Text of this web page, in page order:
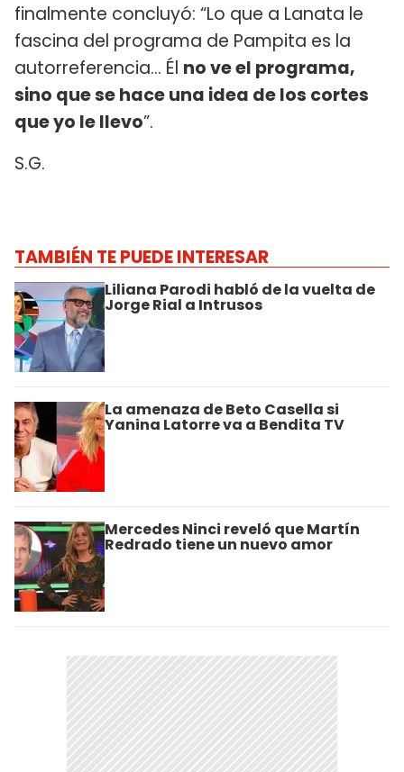
finalmente concluyó: “Lo que a Lanata le
fascina del programa de Pampita es la
autorreferencia… Él no ve el programa,
sino que se hace una idea de los cortes
que yo le llevo”.
S.G.
TAMBIÉN TE PUEDE INTERESAR
Liliana Parodi habló de la vuelta de
Jorge Rial a Intrusos
La amenaza de Beto Casella si
Yanina Latorre va a Bendita TV
Mercedes Ninci reveló que Martín
Redrado tiene un nuevo amor